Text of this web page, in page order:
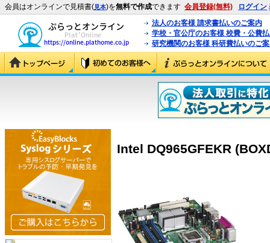
会員はオンラインで見積書(見本)を無料で作成できます 会員登録(無料) ログイン
法人のお客様 請求書払いのご案内
学校・官公庁のお客様 校費・公費
研究機関のお客様 科研費払いのご
Intel DQ965GFEKR